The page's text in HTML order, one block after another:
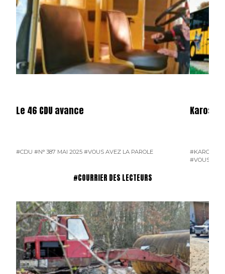
Le 46 CDU avance
#CDU #N° 387 MAI 2025 #VOUS AVEZ LA PAROLE
Karosa
#KAROSA
#VOUS
#COURRIER DES LECTEURS